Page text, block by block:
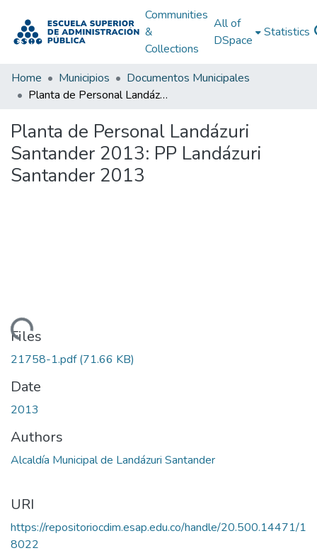
Communities
&
Collections
All of
DSpace
Statistics
Home Municipios
Documentos Municipales
Planta de Personal Landázuri Santander 2013: PP Landázuri Santander 2013
Planta de Personal Landázuri
Santander 2013: PP Landázuri
Santander 2013
Loading...
Files
21758-1.pdf(71.66 KB)
Date
2013
Authors
Alcaldía Municipal de Landázuri Santander
URI
https://repositoriocdim.esap.edu.co/handle/20.500.14471/1
8022